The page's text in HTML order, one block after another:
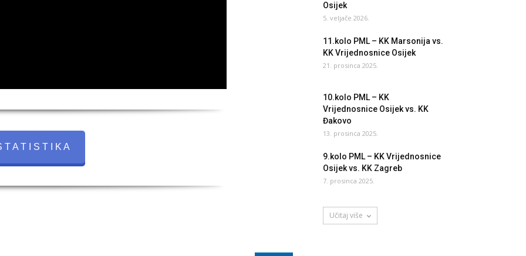
T A T I S T I K A
Osijek
5. veljače 2026.
11.kolo PML – KK Marsonija vs.
KK Vrijednosnice Osijek
21. prosinca 2025.
10.kolo PML – KK
Vrijednosnice Osijek vs. KK
Đakovo
13. prosinca 2025.
9.kolo PML – KK Vrijednosnice
Osijek vs. KK Zagreb
7. prosinca 2025.
Učitaj više